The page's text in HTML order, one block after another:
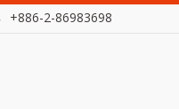
+886-2-86983698